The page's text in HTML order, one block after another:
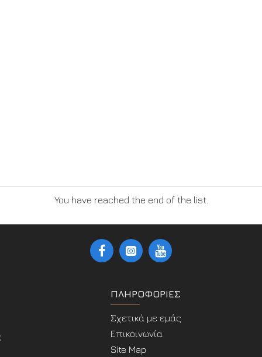
You have reached the end of the list.
ΠΛΗΡΟΦΟΡΊΕΣ
Σχετικά με εμάς
Επικοινωνία
Site Map